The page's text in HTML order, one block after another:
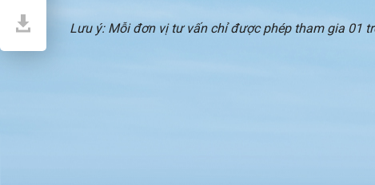
Lưu ý: Mỗi đơn vị tư vấn chỉ được phép tham gia 01